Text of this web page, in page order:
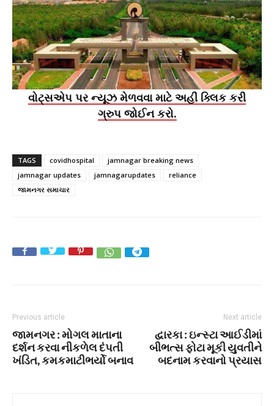
વોટ્સએપ પર ન્યૂઝ મેળવવા માટે અહીં ક્લિક કરી
ગ્રુપ જોઈન કરો.
TAGS covidhospital
jamnagar breaking news
jamnagar updates
jamnagarupdates
reliance
જામનગર સમાચાર
Previous article
જામનગર : મોગલ માતાના
દર્શન કરવા નીકળેલ દંપતી
ખંડિત, કમકમાટીભર્યો બનાવ
Next article
દ્વારકા : ઇન્સ્ટા આઈડીમાં
બીભત્સ ફોટા મૂકી યુવતીને
બદનામ કરવાનો પ્રયાસ